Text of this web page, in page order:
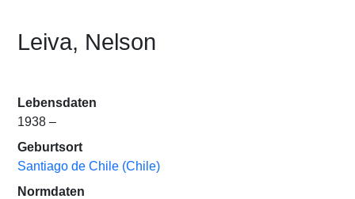
Leiva, Nelson
Lebensdaten
1938 –
Geburtsort
Santiago de Chile (Chile)
Normdaten